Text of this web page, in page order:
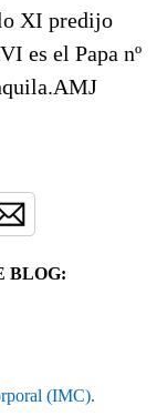
XI predijo
es el Papa nº
BLOG:
(IMC).